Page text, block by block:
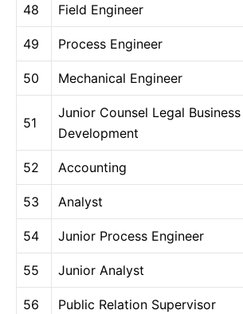
48 Field Engineer
49 Process Engineer
50 Mechanical Engineer
51
Junior Counsel Legal Business
Development
52 Accounting
53 Analyst
54 Junior Process Engineer
55 Junior Analyst
56 Public Relation Supervisor